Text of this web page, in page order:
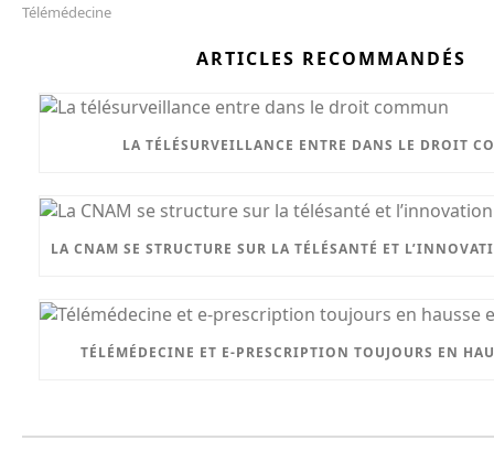
Télémédecine
ARTICLES RECOMMANDÉS
LA TÉLÉSURVEILLANCE ENTRE DANS LE DROIT
LA CNAM SE STRUCTURE SUR LA TÉLÉSANTÉ ET
TÉLÉMÉDECINE ET E-PRESCRIPTION TOUJOURS EN